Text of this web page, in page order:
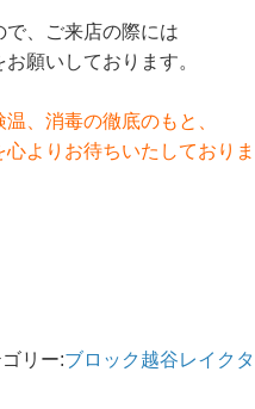
で、ご来店の際には
願いしております。
、消毒の徹底のもと、
よりお待ちいたしておりま
リー:ブロック越谷レイクタ